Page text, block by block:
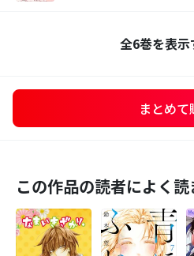
全6巻を表示
まとめて
この作品の読者によく